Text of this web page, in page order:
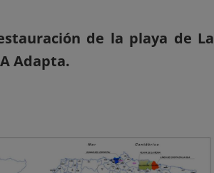
de la playa de La
Adapta.